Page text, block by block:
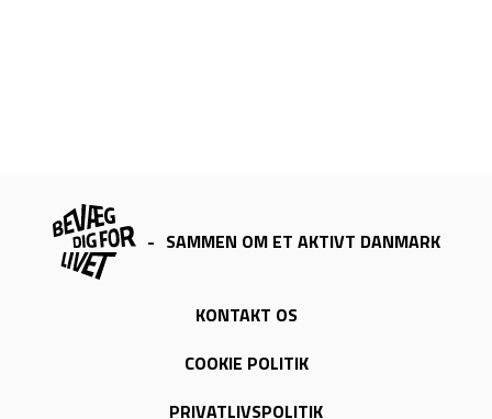
- SAMMEN OM ET AKTIVT DANMARK
KONTAKT OS
COOKIE POLITIK
PRIVATLIVSPOLITIK